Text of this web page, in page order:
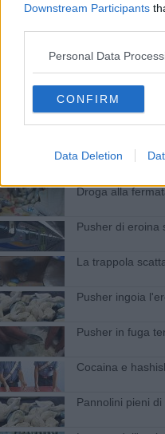
Downstream Participants
Personal Data
CONFIRM
Data Deletion
Vende ovuli di
In un
La droga ben
Forza un posto
Droga alla
Pusher di eroina
La trappola
​Pusher ingoia
Pusher in fuga
Cocaina e
Pannolini pieni